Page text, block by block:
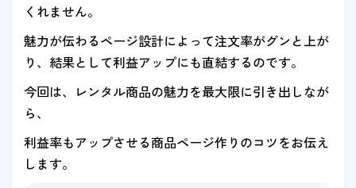
くれません。
魅力が伝わるページ設計によって注文率がグンと上が
り、結果として利益アップにも直結するのです。
今回は、レンタル商品の魅力を最大限に引き出しなが
ら、
利益率もアップさせる商品ページ作りのコツをお伝え
します。